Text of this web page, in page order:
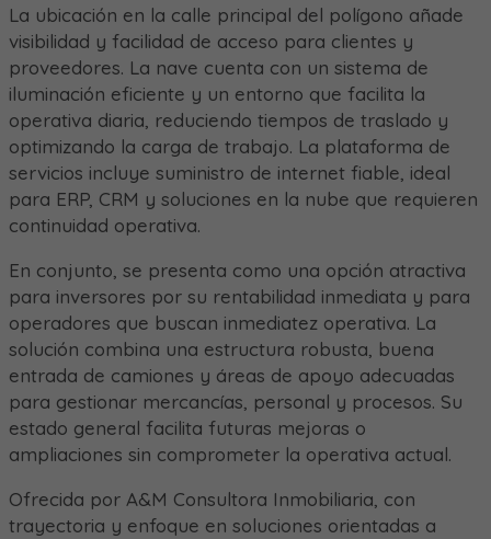
La ubicación en la calle principal del polígono añade
visibilidad y facilidad de acceso para clientes y
proveedores. La nave cuenta con un sistema de
iluminación eficiente y un entorno que facilita la
operativa diaria, reduciendo tiempos de traslado y
optimizando la carga de trabajo. La plataforma de
servicios incluye suministro de internet fiable, ideal
para ERP, CRM y soluciones en la nube que requieren
continuidad operativa.
En conjunto, se presenta como una opción atractiva
para inversores por su rentabilidad inmediata y para
operadores que buscan inmediatez operativa. La
solución combina una estructura robusta, buena
entrada de camiones y áreas de apoyo adecuadas
para gestionar mercancías, personal y procesos. Su
estado general facilita futuras mejoras o
ampliaciones sin comprometer la operativa actual.
Ofrecida por A&M Consultora Inmobiliaria, con
trayectoria y enfoque en soluciones orientadas a